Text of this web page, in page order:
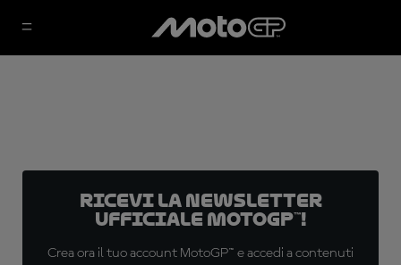
Ricevi la newsletter
ufficiale MotoGP™!
Crea ora il tuo account MotoGP™ e accedi a contenuti